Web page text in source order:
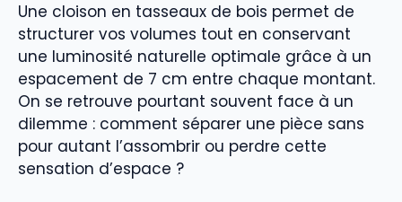
Une cloison en tasseaux de bois permet de
structurer vos volumes tout en conservant
une luminosité naturelle optimale grâce à un
espacement de 7 cm entre chaque montant.
On se retrouve pourtant souvent face à un
dilemme : comment séparer une pièce sans
pour autant l’assombrir ou perdre cette
sensation d’espace ?